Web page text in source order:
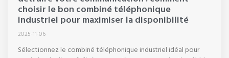
choisir le bon combiné téléphonique
industriel pour maximiser la disponibilité
2025-11-06
Sélectionnez le combiné téléphonique industriel idéal pour